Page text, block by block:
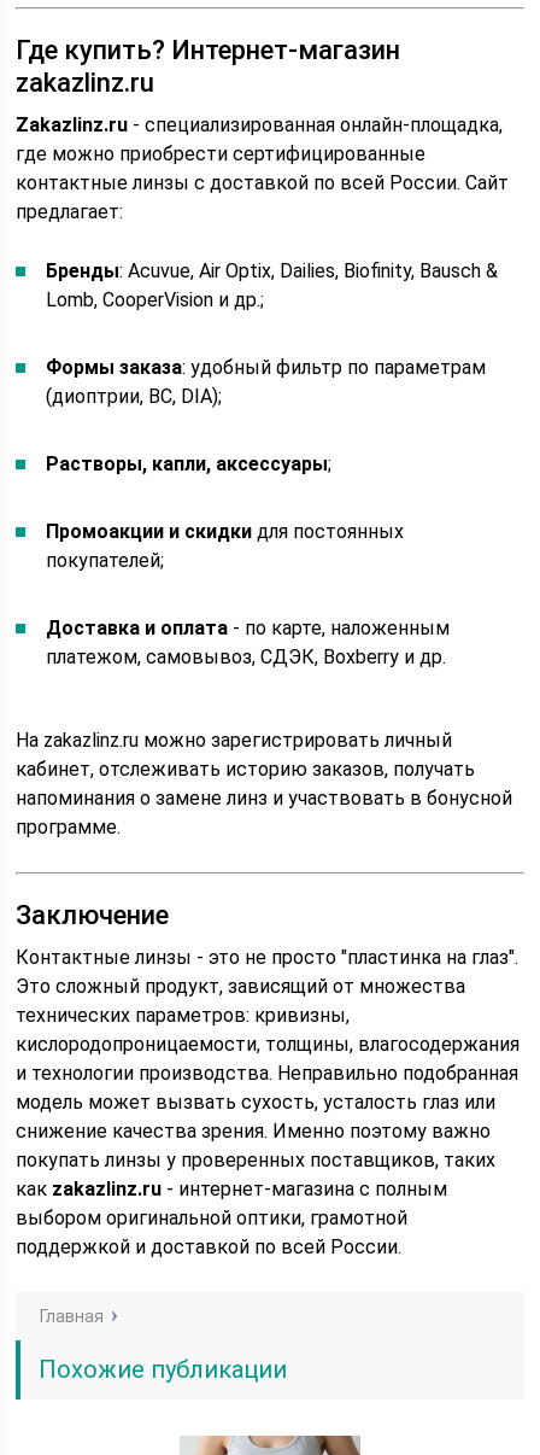
Где купить? Интернет-магазин
zakazlinz.ru
Zakazlinz.ru - специализированная онлайн-площадка,
где можно приобрести сертифицированные
контактные линзы с доставкой по всей России. Сайт
предлагает:
Бренды: Acuvue, Air Optix, Dailies, Biofinity, Bausch &
Lomb, CooperVision и др.;
Формы заказа: удобный фильтр по параметрам
(диоптрии, BC, DIA);
Растворы, капли, аксессуары;
Промоакции и скидки для постоянных
покупателей;
Доставка и оплата - по карте, наложенным
платежом, самовывоз, СДЭК, Boxberry и др.
На zakazlinz.ru можно зарегистрировать личный
кабинет, отслеживать историю заказов, получать
напоминания о замене линз и участвовать в бонусной
программе.
Заключение
Контактные линзы - это не просто "пластинка на глаз".
Это сложный продукт, зависящий от множества
технических параметров: кривизны,
кислородопроницаемости, толщины, влагосодержания
и технологии производства. Неправильно подобранная
модель может вызвать сухость, усталость глаз или
снижение качества зрения. Именно поэтому важно
покупать линзы у проверенных поставщиков, таких
как zakazlinz.ru - интернет-магазина с полным
выбором оригинальной оптики, грамотной
поддержкой и доставкой по всей России.
Главная
Похожие публикации